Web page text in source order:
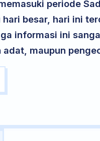
periode
besar, hari ini
informasi ini
maupun